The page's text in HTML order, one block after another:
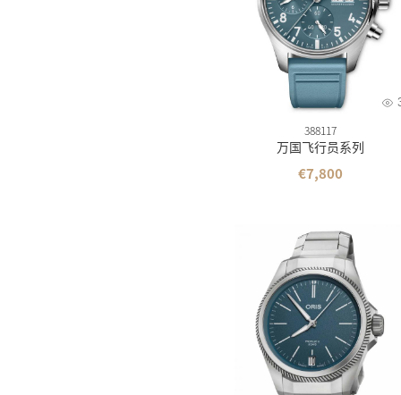
388117
万国飞行员系列
€7,800